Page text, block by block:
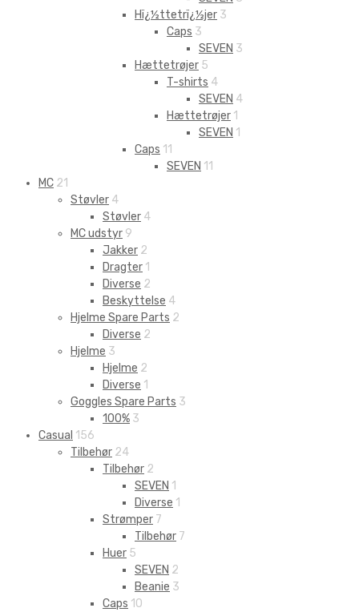
Hï¿½ttetrï¿½jer 3
Caps 3
SEVEN 3
Hættetrøjer 5
T-shirts 4
SEVEN 4
Hættetrøjer 1
SEVEN 1
Caps 11
SEVEN 11
MC 21
Støvler 4
Støvler 4
MC udstyr 9
Jakker 2
Dragter 1
Diverse 2
Beskyttelse 4
Hjelme Spare Parts 2
Diverse 2
Hjelme 3
Hjelme 2
Diverse 1
Goggles Spare Parts 3
100% 3
Casual 156
Tilbehør 24
Tilbehør 2
SEVEN 1
Diverse 1
Strømper 7
Tilbehør 7
Huer 5
SEVEN 2
Beanie 3
Caps 10